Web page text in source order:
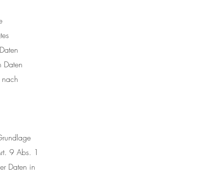
Daten
nach
9 Abs. 1
Daten in